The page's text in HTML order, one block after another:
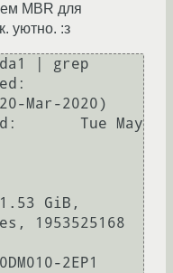
MBR для
уютно. :з
| grep
Mar-2020)
Tue May
GiB,
1953525168
2EP1